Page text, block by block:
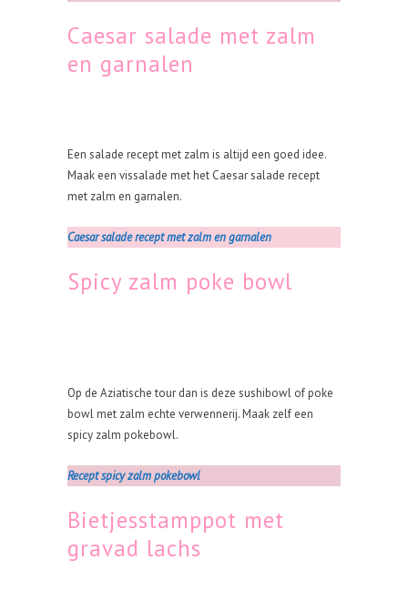
Caesar salade met zalm
en garnalen
Een salade recept met zalm is altijd een goed idee.
Maak een vissalade met het Caesar salade recept
met zalm en garnalen.
Caesar salade recept met zalm en garnalen
Spicy zalm poke bowl
Op de Aziatische tour dan is deze sushibowl of poke
bowl met zalm echte verwennerij. Maak zelf een
spicy zalm pokebowl.
Recept spicy zalm pokebowl
Bietjesstamppot met
gravad lachs